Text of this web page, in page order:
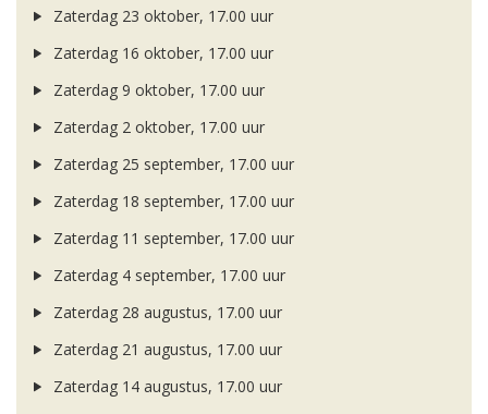
Zaterdag 23 oktober, 17.00 uur
Zaterdag 16 oktober, 17.00 uur
Zaterdag 9 oktober, 17.00 uur
Zaterdag 2 oktober, 17.00 uur
Zaterdag 25 september, 17.00 uur
Zaterdag 18 september, 17.00 uur
Zaterdag 11 september, 17.00 uur
Zaterdag 4 september, 17.00 uur
Zaterdag 28 augustus, 17.00 uur
Zaterdag 21 augustus, 17.00 uur
Zaterdag 14 augustus, 17.00 uur